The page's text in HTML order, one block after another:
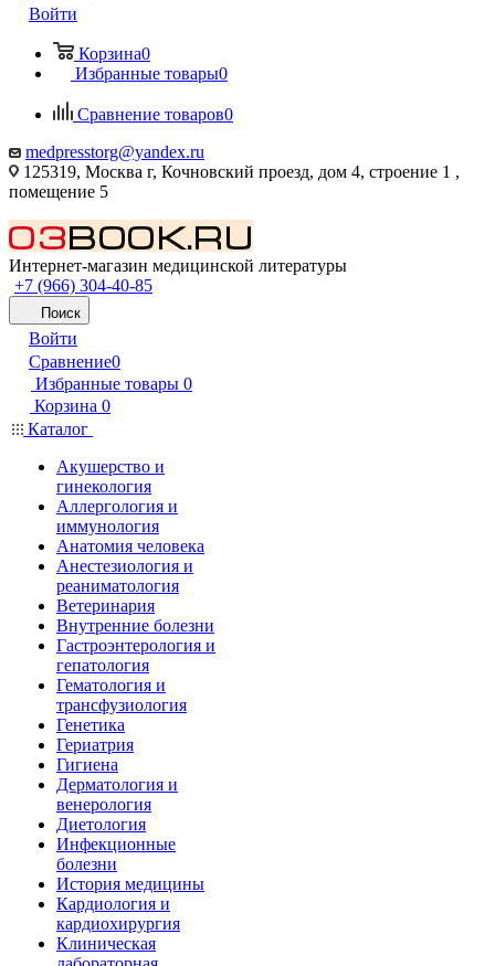
Войти
Корзина0
Избранные товары0
Сравнение товаров0
medpresstorg@yandex.ru
125319, Москва г, Кочновский проезд, дом 4, строение 1 ,
помещение 5
Интернет-магазин медицинской литературы
+7 (966) 304-40-85
Поиск
Войти
Сравнение0
Избранные товары 0
Корзина 0
Каталог
Акушерство и
гинекология
Аллергология и
иммунология
Анатомия человека
Анестезиология и
реаниматология
Ветеринария
Внутренние болезни
Гастроэнтерология и
гепатология
Гематология и
трансфузиология
Генетика
Гериатрия
Гигиена
Дерматология и
венерология
Диетология
Инфекционные
болезни
История медицины
Кардиология и
кардиохирургия
Клиническая